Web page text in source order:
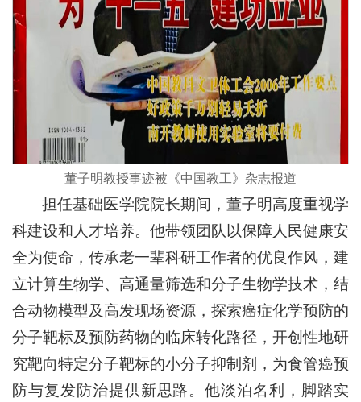
董子明教授事迹被《中国教工》杂志报道
担任基础医学院院长期间，董子明高度重视学
科建设和人才培养。他带领团队以保障人民健康安
全为使命，传承老一辈科研工作者的优良作风，建
立计算生物学、高通量筛选和分子生物学技术，结
合动物模型及高发现场资源，探索癌症化学预防的
分子靶标及预防药物的临床转化路径，开创性地研
究靶向特定分子靶标的小分子抑制剂，为食管癌预
防与复发防治提供新思路。他淡泊名利，脚踏实